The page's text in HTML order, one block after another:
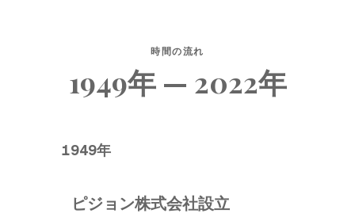
時間の流れ
1949年 — 2022年
1949年
ピジョン株式会社設立